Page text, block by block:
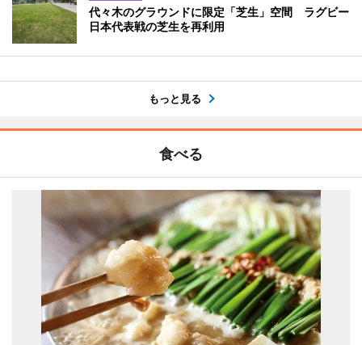
代々木のグラウンドに限定「芝生」空間 ラグビー
日本代表戦の芝生を再利用
もっと見る
食べる